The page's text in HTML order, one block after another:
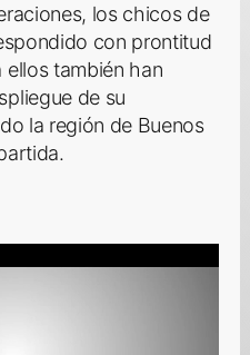
los chicos de
con prontitud
también han
de su
la región de Buenos